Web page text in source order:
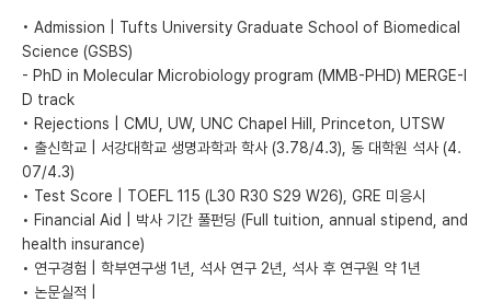
오픈카톡
이벤트
반도체 아카데미
재팬라운지 🌸
• Admission | Tufts University Graduate School of Biomedical
Science (GSBS)
- PhD in Molecular Microbiology program (MMB-PHD) MERGE-I
D track
• Rejections | CMU, UW, UNC Chapel Hill, Princeton, UTSW
• 출신학교 | 서강대학교 생명과학과 학사 (3.78/4.3), 동 대학원 석사 (4.
07/4.3)
• Test Score | TOEFL 115 (L30 R30 S29 W26), GRE 미응시
• Financial Aid | 박사 기간 풀펀딩 (Full tuition, annual stipend, and
health insurance)
• 연구경험 | 학부연구생 1년, 석사 연구 2년, 석사 후 연구원 약 1년
• 논문실적 |